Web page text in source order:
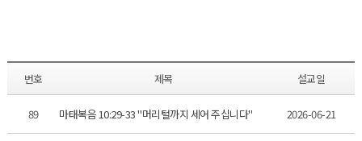
번호 제목 설교일
89 마태복음 10:29-33 "머리털까지 세어 주십니다" 2026-06-21